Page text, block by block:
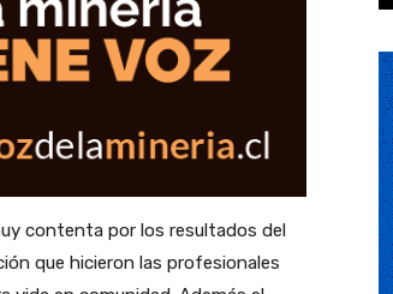
contenta por los resultados del
que hicieron las profesionales